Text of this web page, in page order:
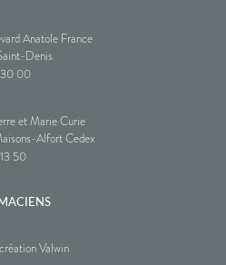
Anatole France
Denis
30 00
et Marie Curie
Alfort Cedex
50
Valwin